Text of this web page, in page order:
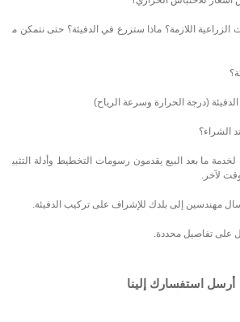
الزراعية اللازمة؟ ماذا ستزرع في الدفيئة؟ حتى نتمكن م
(درجة الحرارة وسرعة الرياح)
ما بعد البيع يقدمون رسومات التخطيط وأدلة التثبي
لآخر.
مهندسين إلى بلدك للإشراف على تركيب الدفيئة.
على تفاصيل محددة.
أرسل استفسارك إلينا